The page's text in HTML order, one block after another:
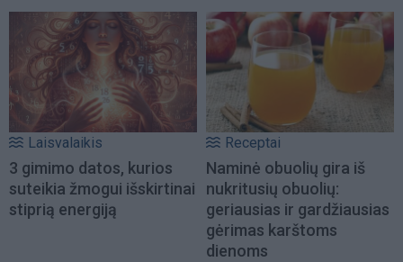
Laisvalaikis
3 gimimo datos, kurios
suteikia žmogui išskirtinai
stiprią energiją
Receptai
Naminė obuolių gira iš
nukritusių obuolių:
geriausias ir gardžiausias
gėrimas karštoms
dienoms